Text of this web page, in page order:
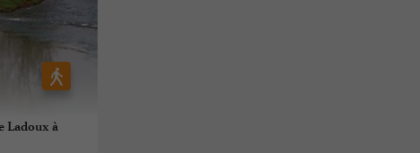
Ladoux à